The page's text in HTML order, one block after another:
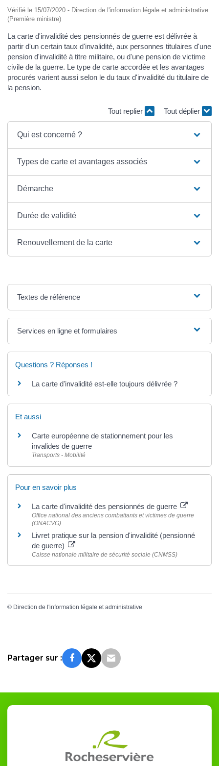
Vérifié le 15/07/2020 - Direction de l'information légale et administrative
(Première ministre)
La carte d'invalidité des pensionnés de guerre est délivrée à
partir d'un certain taux d'invalidité, aux personnes titulaires d'une
pension d'invalidité à titre militaire, ou d'une pension de victime
civile de la guerre. Le type de carte accordée et les avantages
procurés varient aussi selon le du taux d'invalidité du titulaire de
la pension.
Tout replier Tout déplier
Qui est concerné ?
Types de carte et avantages associés
Démarche
Durée de validité
Renouvellement de la carte
Textes de référence
Services en ligne et formulaires
Questions ? Réponses !
La carte d'invalidité est-elle toujours délivrée ?
Et aussi
Carte européenne de stationnement pour les
invalides de guerre
Transports - Mobilité
Pour en savoir plus
La carte d'invalidité des pensionnés de guerre
Office national des anciens combattants et victimes de guerre
(ONACVG)
Livret pratique sur la pension d'invalidité (pensionné
de guerre)
Caisse nationale militaire de sécurité sociale (CNMSS)
© Direction de l'information légale et administrative
Partager sur :